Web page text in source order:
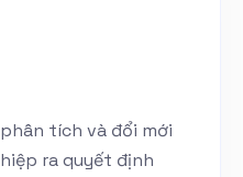
tích và đổi mới
ra quyết định